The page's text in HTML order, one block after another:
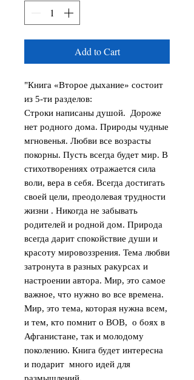
Add to Cart
"Книга «Второе дыхание» состоит
из 5-ти разделов:
Строки написаны душой. Дороже
нет родного дома. Природы чудные
мгновенья. Любви все возрасты
покорны. Пусть всегда будет мир. В
стихотворениях отражается сила
воли, вера в себя. Всегда достигать
своей цели, преодолевая трудности
жизни . Никогда не забывать
родителей и родной дом. Природа
всегда дарит спокойствие души и
красоту мировоззрения. Тема любви
затронута в разных ракурсах и
настроении автора. Мир, это самое
важное, что нужно во все времена.
Мир, это тема, которая нужна всем,
и тем, кто помнит о ВОВ, о боях в
Афганистане, так и молодому
поколению. Книга будет интересна
и подарит много идей для